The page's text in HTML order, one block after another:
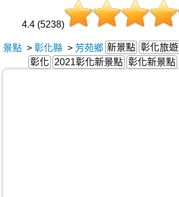
地方!
4.4 (5238)
景點 > 彰化縣 > 芳苑鄉 新景點 彰化旅遊
彰化 2021彰化新景點 彰化新景點